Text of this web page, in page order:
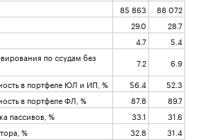
85 863
88 072
29.0
28.7
4.7
5.4
по ссудам без
7.2
6.9
в портфеле ЮЛ и ИП, %
56.4
52.3
в портфеле ФЛ, %
87.8
89.7
пассивов, %
33.1
31.6
%
32.8
31.4